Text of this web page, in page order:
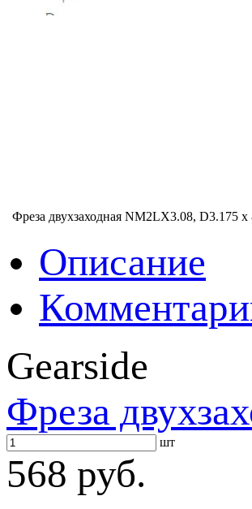
Фреза двухзаходная NM2LX3.08, D3.175 x
Описание
Gearside
Фреза
шт
568 руб.